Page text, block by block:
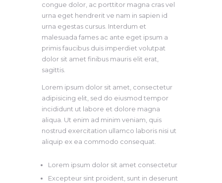
congue dolor, ac porttitor magna cras vel
urna eget hendrerit ve nam in sapien id
urna egestas cursus. Interdum et
malesuada fames ac ante eget ipsum a
primis faucibus duis imperdiet volutpat
dolor sit amet finibus mauris elit erat,
sagittis.
Lorem ipsum dolor sit amet, consectetur
adipisicing elit, sed do eiusmod tempor
incididunt ut labore et dolore magna
aliqua. Ut enim ad minim veniam, quis
nostrud exercitation ullamco laboris nisi ut
aliquip ex ea commodo consequat.
Lorem ipsum dolor sit amet consectetur
Excepteur sint proident, sunt in deserunt